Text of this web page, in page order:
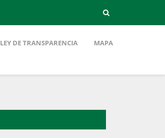
LEY DE TRANSPARENCIA MAPA